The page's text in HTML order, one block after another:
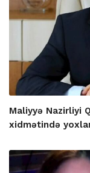
Maliyyə Nazirliyi
xidmətində